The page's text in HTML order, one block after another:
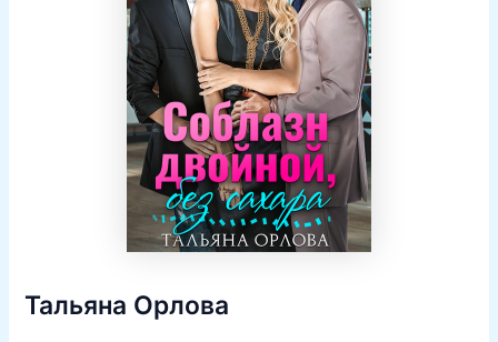
Тальяна Орлова